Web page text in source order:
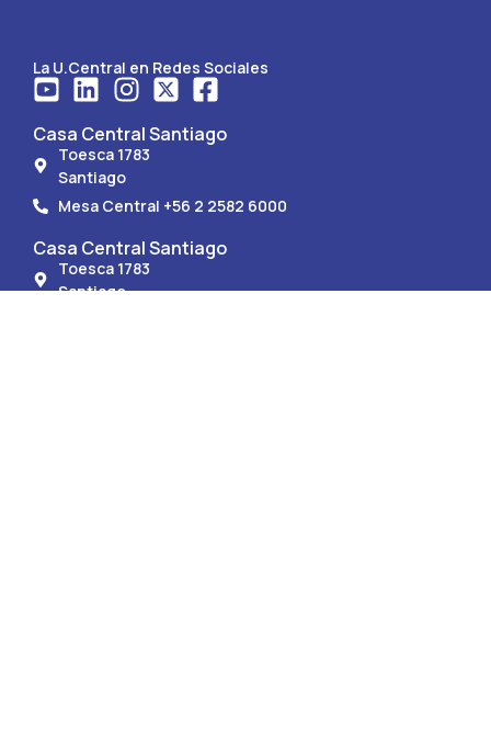
La U.Central en Redes Sociales
Casa Central Santiago
Toesca 1783
Santiago
Mesa Central +56 2 2582 6000
Casa Central Santiago
Toesca 1783
Santiago